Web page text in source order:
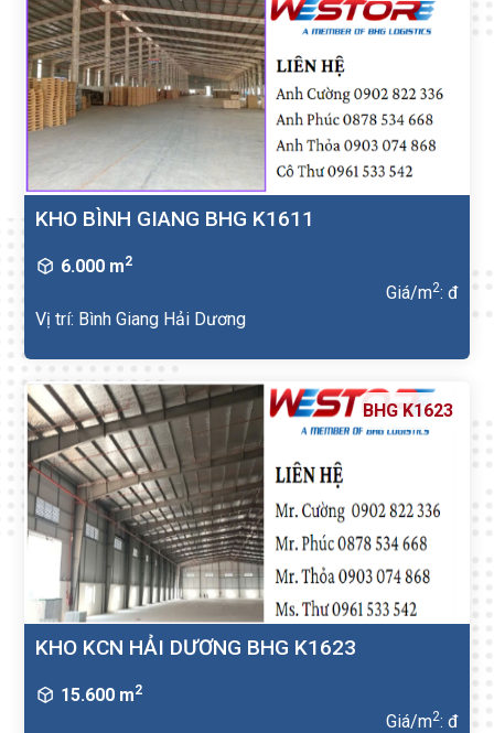
KHO BÌNH GIANG BHG K1611
6.000 m2
Giá/m2: đ
Vị trí: Bình Giang Hải Dương
BHG K1623
KHO KCN HẢI DƯƠNG BHG K1623
15.600 m2
Giá/m2: đ